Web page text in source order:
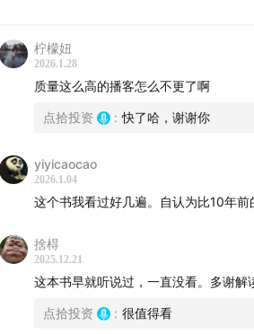
Jeff：“截胡不截财”主播 、同名知识
🎯时间轴：
00:54 播客探讨《投资最重要的事》及
本章节围绕投资话题展开，提
列，本期开篇选霍华德·马克思
投资朱昂老师解读。
A股投资体验及个人投资背景与学
柠檬妞
2026.1.28
质量这么高的播客怎么不更了啊
点拾投资 : 快了哈，谢谢你
yiyicaocao
2026.1.04
这个书我看过好几遍。自认为比10年前
捨棏
2025.12.21
这本书早就听说过，一直没看。多谢解
点拾投资 : 很值得看